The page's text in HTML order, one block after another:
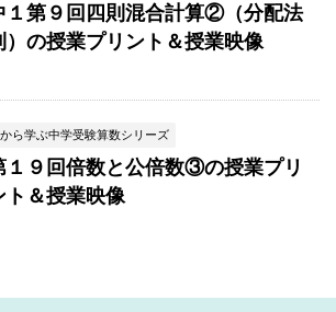
１第９回四則混合計算②（分配法
）の授業プリント＆授業映像
ら学ぶ中学受験算数シリーズ
１９回倍数と公倍数③の授業プリ
ト＆授業映像